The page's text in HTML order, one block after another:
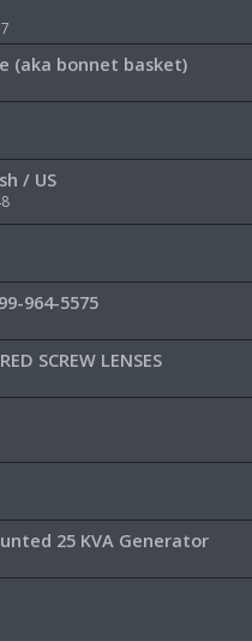
(aka bonnet basket)
/ US
964-5575
SCREW LENSES
25 KVA Generator